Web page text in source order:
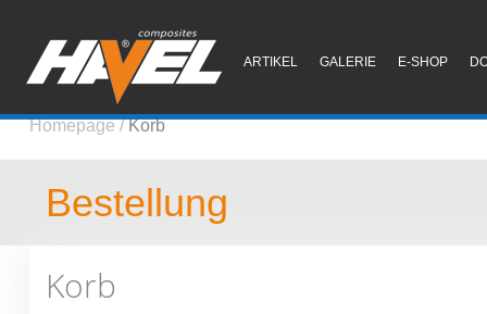
ARTIKEL GALERIE E-SHOP
Homepage/Korb
Bestellung
Korb